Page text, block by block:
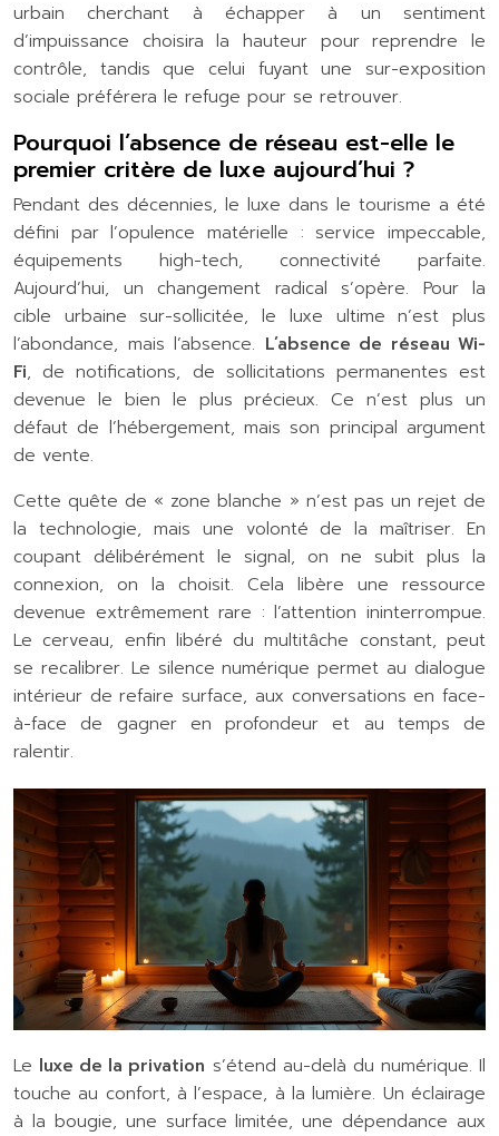
urbain cherchant à échapper à un sentiment
d’impuissance choisira la hauteur pour reprendre le
contrôle, tandis que celui fuyant une sur-exposition
sociale préférera le refuge pour se retrouver.
Pourquoi l’absence de réseau est-elle le
premier critère de luxe aujourd’hui ?
Pendant des décennies, le luxe dans le tourisme a été
défini par l’opulence matérielle : service impeccable,
équipements high-tech, connectivité parfaite.
Aujourd’hui, un changement radical s’opère. Pour la
cible urbaine sur-sollicitée, le luxe ultime n’est plus
l’abondance, mais l’absence. L’absence de réseau Wi-
Fi, de notifications, de sollicitations permanentes est
devenue le bien le plus précieux. Ce n’est plus un
défaut de l’hébergement, mais son principal argument
de vente.
Cette quête de « zone blanche » n’est pas un rejet de
la technologie, mais une volonté de la maîtriser. En
coupant délibérément le signal, on ne subit plus la
connexion, on la choisit. Cela libère une ressource
devenue extrêmement rare : l’attention ininterrompue.
Le cerveau, enfin libéré du multitâche constant, peut
se recalibrer. Le silence numérique permet au dialogue
intérieur de refaire surface, aux conversations en face-
à-face de gagner en profondeur et au temps de
ralentir.
Le luxe de la privation s’étend au-delà du numérique. Il
touche au confort, à l’espace, à la lumière. Un éclairage
à la bougie, une surface limitée, une dépendance aux